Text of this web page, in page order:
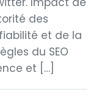
des
et de la
du SEO
et […]